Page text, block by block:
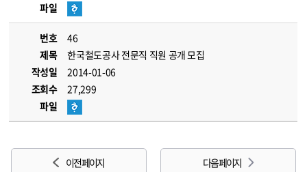
파일
번호
46
제목
한국철도공사 전문직 직원 공개 모집
작성일
2014-01-06
조회수
27,299
파일
이전 페이지 다음 페이지